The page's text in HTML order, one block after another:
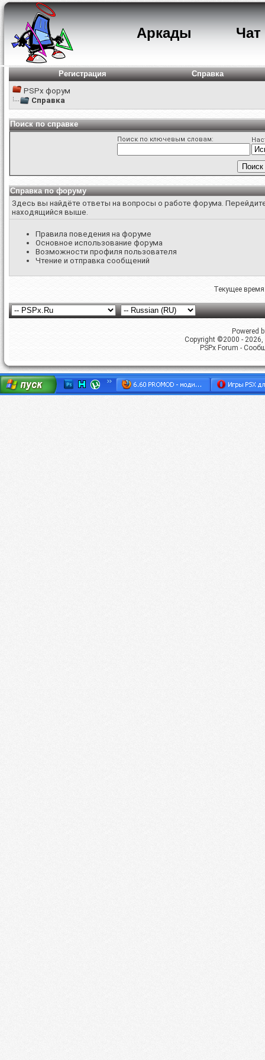
Аркады Чат
Регистрация
Справка
PSPx форум
Справка
Поиск по справке
Поиск по ключевым словам:
Справка по форуму
Здесь вы найдёте ответы на вопросы о работе форума.
находящийся выше.
Правила поведения на форуме
Основное использование форума
Возможности профиля пользователя
Чтение и отправка сообщений
Текущее
Powered
Copyright ©2000 -
PSPx Forum -